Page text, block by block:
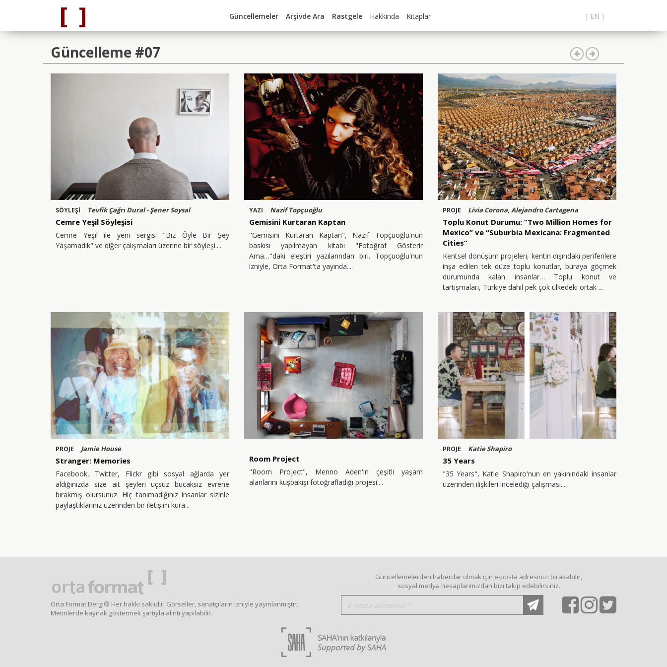
Güncellemeler Arşivde Ara Rastgele Hakkında Kitaplar [ EN ]
Güncelleme #07
SÖYLEŞİ Tevfik Çağrı Dural - Şener Soysal
Cemre Yeşil Söyleşisi
Cemre Yeşil ile yeni sergisi "Biz Öyle Bir Şey
Yaşamadık" ve diğer çalışmaları üzerine bir söyleşi.
YAZI Nazif Topçuoğlu
Gemisini Kurtaran Kaptan
"Gemisini Kurtaran Kaptan", Nazif Topçuoğlu'nun
baskısı yapılmayan kitabı "Fotoğraf Gösterir
Ama…"daki eleştiri yazılarından biri. Topçuoğlu'nun
izniyle, Orta Format'ta yayında.
PROJE Livia Corona, Alejandro Cartagena
Toplu Konut Durumu: “Two Million Homes for
Mexico” ve “Suburbia Mexicana: Fragmented
Cities”
Kentsel dönüşüm projeleri, kentin dışındaki periferilere
inşa edilen tek düze toplu konutlar, buraya göçmek
durumunda kalan insanlar… Toplu konut ve
tartışmaları, Türkiye dahil pek çok ülkedeki ortak
PROJE Jamie House
Stranger: Memories
Facebook, Twitter, Flickr gibi sosyal ağlarda yer
aldığınızda size ait şeyleri uçsuz bucaksız evrene
bırakmış olursunuz. Hiç tanımadığınız insanlar sizinle
paylaştıklarınız üzerinden bir iletişim kura
Room Project
"Room Project", Menno Aden'in çeşitli yaşam
alanlarını kuşbakışı fotoğrafladığı projesi.
PROJE Katie Shapiro
35 Years
"35 Years", Katie Shapiro'nun en yakınındaki insanlar
üzerinden ilişkileri incelediği çalışması.
Orta Format Dergi® Her hakkı saklıdır. Görseller, sanatçıların izniyle yayınlanmıştır.
Metinlerde kaynak göstermek şartıyla alıntı yapılabilir.
Güncellemelerden haberdar olmak için e-posta adresinizi bırakabilir,
sosyal medya hesaplarımızdan bizi takip edebilirsiniz.